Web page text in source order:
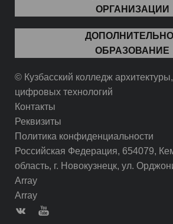
ОРГАНИЗАЦИИ
ОБРАЗОВАНИЕ
© Кузбасский колледж
цифровых технологий
Контакты
Реквизиты
Политика конфиденциальности
Российская Федерация, 654079,
область, г. Новокузнецк, ул.
Array
Array